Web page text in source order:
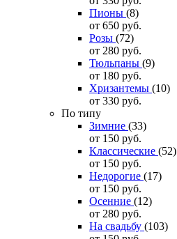
Пионы (8)
от 650 руб.
Розы (72)
от 280 руб.
Тюльпаны (9)
от 180 руб.
Хризантемы (10)
от 330 руб.
По типу
Зимние (33)
от 150 руб.
Классические (52)
от 150 руб.
Недорогие (17)
от 150 руб.
Осенние (12)
от 280 руб.
На свадьбу (103)